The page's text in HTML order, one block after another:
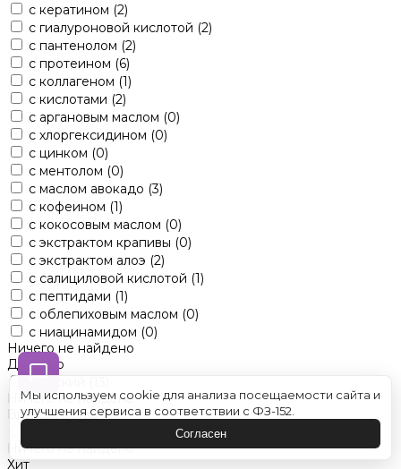
с кератином (2)
с гиалуроновой кислотой (2)
с пантенолом (2)
с протеином (6)
с коллагеном (1)
с кислотами (2)
с аргановым маслом (0)
с хлоргексидином (0)
с цинком (0)
с ментолом (0)
с маслом авокадо (3)
с кофеином (1)
с кокосовым маслом (0)
с экстрактом крапивы (0)
с экстрактом алоэ (2)
с салициловой кислотой (1)
с пептидами (1)
с облепиховым маслом (0)
с ниацинамидом (0)
Ничего не найдено
Для кого
Ничего не найдено
Вид средства
Ничего не найдено
Хит
Мы используем cookie для анализа посещаемости сайта и
улучшения сервиса в соответствии с ФЗ-152.
Согласен